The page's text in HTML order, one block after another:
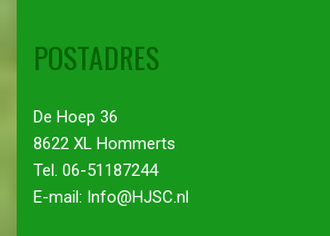
POSTADRES
De Hoep 36
8622 XL Hommerts
Tel. 06-51187244
E-mail: Info@HJSC.nl